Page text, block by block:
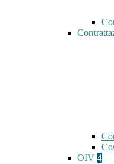
OIV 4